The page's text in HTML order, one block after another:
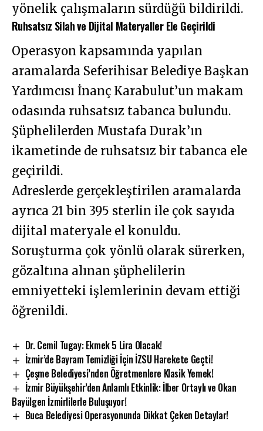
yönelik çalışmaların sürdüğü bildirildi.
Ruhsatsız Silah ve Dijital Materyaller Ele Geçirildi
Operasyon kapsamında yapılan
aramalarda Seferihisar Belediye Başkan
Yardımcısı İnanç Karabulut’un makam
odasında ruhsatsız tabanca bulundu.
Şüphelilerden Mustafa Durak’ın
ikametinde de ruhsatsız bir tabanca ele
geçirildi.
Adreslerde gerçekleştirilen aramalarda
ayrıca 21 bin 395 sterlin ile çok sayıda
dijital materyale el konuldu.
Soruşturma çok yönlü olarak sürerken,
gözaltına alınan şüphelilerin
emniyetteki işlemlerinin devam ettiği
öğrenildi.
Dr. Cemil Tugay: Ekmek 5 Lira Olacak!
İzmir’de Bayram Temizliği İçin İZSU Harekete Geçti!
Çeşme Belediyesi’nden Öğretmenlere Klasik Yemek!
İzmir Büyükşehir’den Anlamlı Etkinlik: İlber Ortaylı ve Okan
Bayülgen İzmirlilerle Buluşuyor!
Buca Belediyesi Operasyonunda Dikkat Çeken Detaylar!